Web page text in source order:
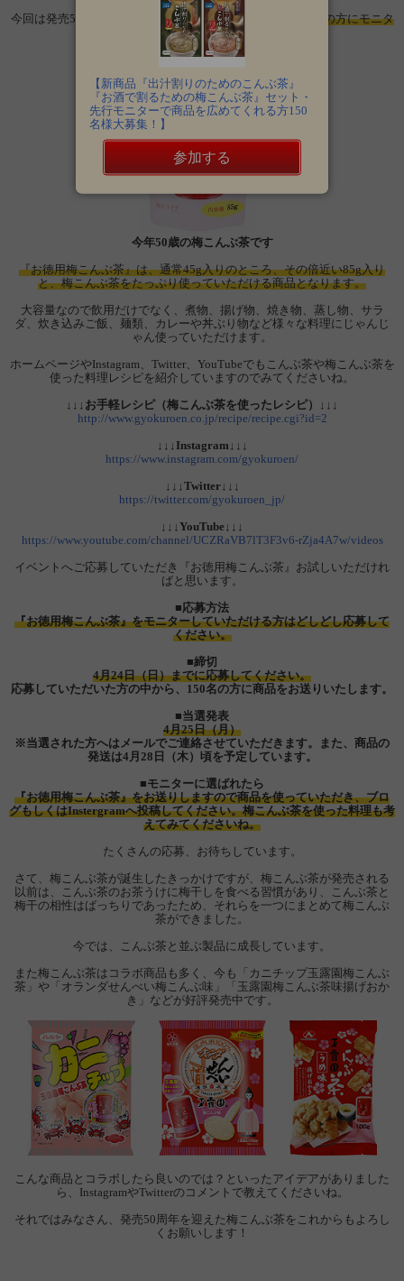
今回は発売50周年を記念して 『お徳用梅こんぶ茶』を150名の方にモニタ
ープレゼントさせていただきます。
今年50歳の梅こんぶ茶です
『お徳用梅こんぶ茶』は、通常45g入りのところ、その倍近い85g入り
と、梅こんぶ茶をたっぷり使っていただける商品となります。
大容量なので飲用だけでなく、煮物、揚げ物、焼き物、蒸し物、サラ
ダ、炊き込みご飯、麺類、カレーや丼ぶり物など様々な料理にじゃんじ
ゃん使っていただけます。
ホームページやInstagram、Twitter、YouTubeでもこんぶ茶や梅こんぶ茶を
使った料理レシピを紹介していますのでみてくださいね。
↓↓↓お手軽レシピ（梅こんぶ茶を使ったレシピ）↓↓↓
http://www.gyokuroen.co.jp/recipe/recipe.cgi?id=2
↓↓↓Instagram↓↓↓
https://www.instagram.com/gyokuroen/
↓↓↓Twitter↓↓↓
https://twitter.com/gyokuroen_jp/
↓↓↓YouTube↓↓↓
https://www.youtube.com/channel/UCZRaVB7lT3F3v6-rZja4A7w/videos
イベントへご応募していただき『お徳用梅こんぶ茶』お試しいただけれ
ばと思います。
■応募方法
『お徳用梅こんぶ茶』をモニターしていただける方はどしどし応募して
ください。
■締切
4月24日（日）までに応募してください。
応募していただいた方の中から、150名の方に商品をお送りいたします。
■当選発表
4月25日（月）
※当選された方へはメールでご連絡させていただきます。また、商品の
発送は4月28日（木）頃を予定しています。
■モニターに選ばれたら
『お徳用梅こんぶ茶』をお送りしますので商品を使っていただき、ブロ
グもしくはInstergramへ投稿してください。梅こんぶ茶を使った料理も考
えてみてくださいね。
たくさんの応募、お待ちしています。
さて、梅こんぶ茶が誕生したきっかけですが、梅こんぶ茶が発売される
以前は、こんぶ茶のお茶うけに梅干しを食べる習慣があり、こんぶ茶と
梅干の相性はばっちりであったため、それらを一つにまとめて梅こんぶ
茶ができました。
今では、こんぶ茶と並ぶ製品に成長しています。
また梅こんぶ茶はコラボ商品も多く、今も「カニチップ玉露園梅こんぶ
茶」や「オランダせんべい梅こんぶ味」「玉露園梅こんぶ茶味揚げおか
き」などが好評発売中です。
こんな商品とコラボしたら良いのでは？といったアイデアがありました
ら、InstagramやTwitterのコメントで教えてくださいね。
それではみなさん、発売50周年を迎えた梅こんぶ茶をこれからもよろし
くお願いします！
【新商品『出汁割りのためのこんぶ茶』
『お酒で割るための梅こんぶ茶』セット・
先行モニターで商品を広めてくれる方150
名様大募集！】
参加する